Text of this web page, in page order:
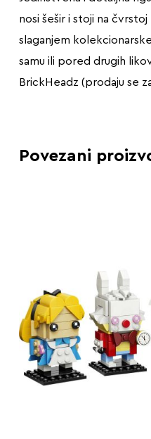
nosi šešir i stoji na
slaganjem
samu ili pored drugih
BrickHeadz (prodaju se
Povezani